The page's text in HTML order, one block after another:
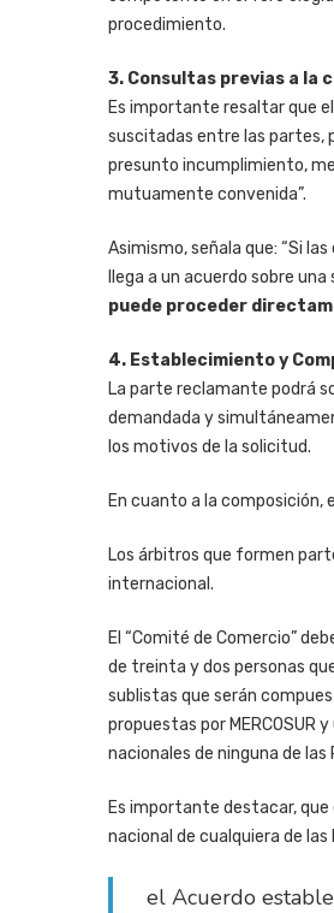
procedimiento.
3. Consultas previas a la
Es importante resaltar que
suscitadas entre las partes,
presunto incumplimiento,
mutuamente convenida”.
Asimismo, señala que: “Si
llega a un acuerdo sobre
puede proceder
4. Establecimiento y
La parte reclamante podrá
demandada y
los motivos de la solicitud.
En cuanto a la composición,
Los árbitros que formen
internacional.
El “Comité de Comercio”
de treinta y dos personas
sublistas que serán
propuestas por
nacionales de ninguna de
Es importante destacar,
nacional de cualquiera de
el Acuerdo